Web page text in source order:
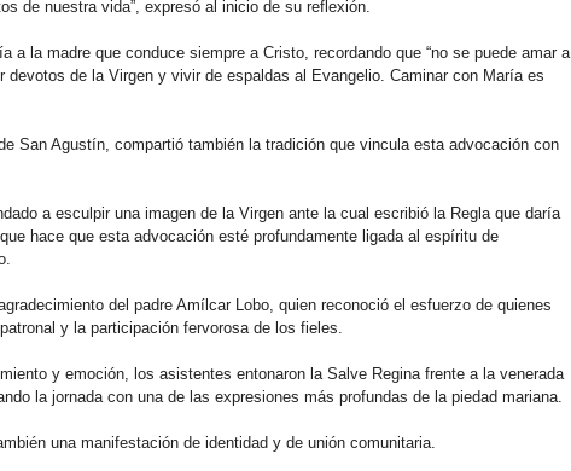
de nuestra vida”, expresó al inicio de su reflexión.
a la madre que conduce siempre a Cristo, recordando que “no se puede amar a
devotos de la Virgen y vivir de espaldas al Evangelio. Caminar con María es
San Agustín, compartió también la tradición que vincula esta advocación con
a esculpir una imagen de la Virgen ante la cual escribió la Regla que daría
hace que esta advocación esté profundamente ligada al espíritu de
del padre Amílcar Lobo, quien reconoció el esfuerzo de quienes
y la participación fervorosa de los fieles.
y emoción, los asistentes entonaron la Salve Regina frente a la venerada
la jornada con una de las expresiones más profundas de la piedad mariana.
una manifestación de identidad y de unión comunitaria.